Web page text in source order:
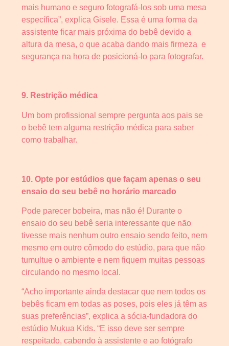
mais humano e seguro fotografá-los sob uma mesa
específica”, explica Gisele. Essa é uma forma da
assistente ficar mais próxima do bebê devido a
altura da mesa, o que acaba dando mais firmeza e
segurança na hora de posicioná-lo para fotografar.
9. Restrição médica
Um bom profissional sempre pergunta aos pais se
o bebê tem alguma restrição médica para saber
como trabalhar.
10. Opte por estúdios que façam apenas o seu
ensaio do seu bebê no horário marcado
Pode parecer bobeira, mas não é! Durante o
ensaio do seu bebê seria interessante que não
tivesse mais nenhum outro ensaio sendo feito, nem
mesmo em outro cômodo do estúdio, para que não
tumultue o ambiente e nem fiquem muitas pessoas
circulando no mesmo local.
“Acho importante ainda destacar que nem todos os
bebês ficam em todas as poses, pois eles já têm as
suas preferências”, explica a sócia-fundadora do
estúdio Mukua Kids. “E isso deve ser sempre
respeitado, cabendo à assistente e ao fotógrafo